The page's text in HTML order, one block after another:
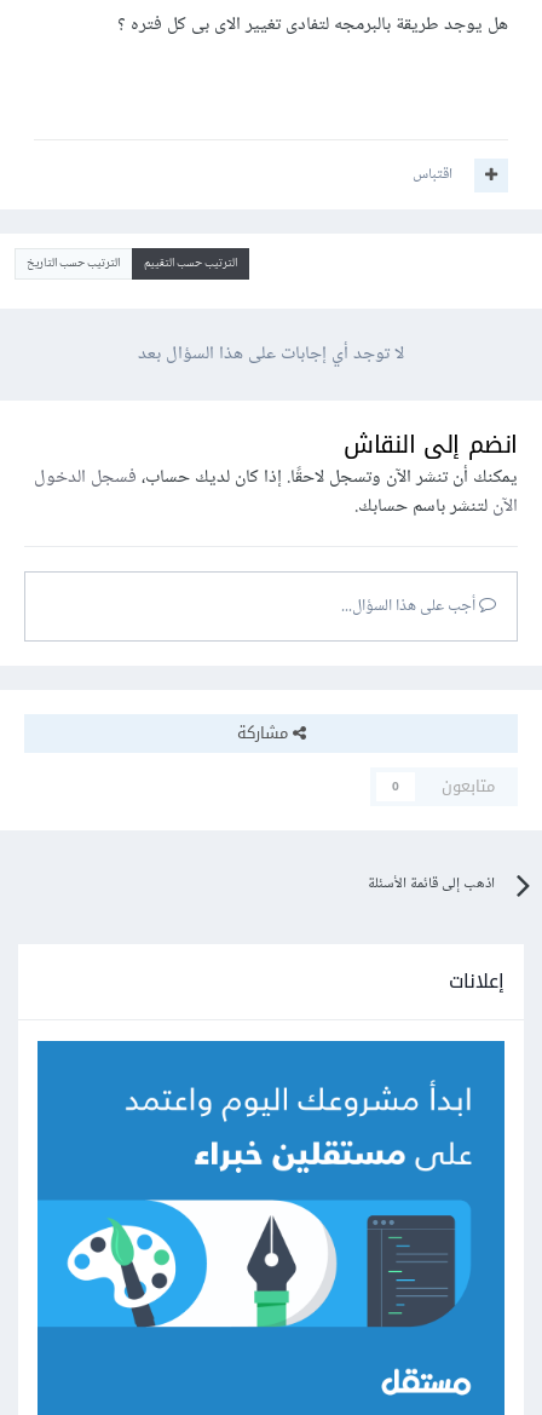
هل يوجد طريقة بالبرمجه لتفادى تغيير الاى بى كل فتره ؟
اقتباس
الترتيب حسب التقييم الترتيب حسب التاريخ
لا توجد أي إجابات على هذا السؤال بعد
انضم إلى النقاش
يمكنك أن تنشر الآن وتسجل لاحقًا. إذا كان لديك حساب،فسجل الدخول
الآنلتنشر باسم حسابك.
أجب على هذا السؤال...
مشاركة
متابعون
0
اذهب إلى قائمة الأسئلة
إعلانات